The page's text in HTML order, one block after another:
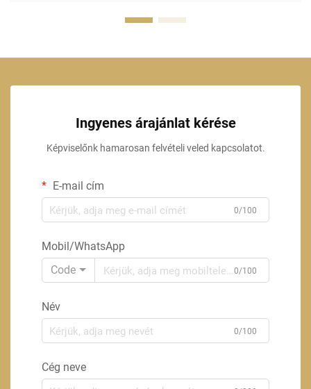
Ingyenes árajánlat kérése
Képviselőnk hamarosan felvételi veled kapcsolatot.
E-mail cím
0/100
Mobil/WhatsApp
Code
0/100
Név
0/100
Cég neve